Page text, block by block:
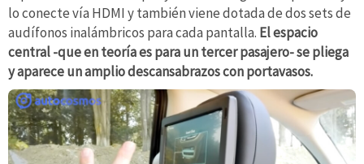
lo conecte vía HDMI y también viene dotada de dos sets de
audífonos inalámbricos para cada pantalla. El espacio
central -que en teoría es para un tercer pasajero- se pliega
y aparece un amplio descansabrazos con portavasos.